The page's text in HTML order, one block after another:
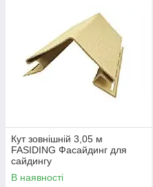
Кут зовнішній 3,05 м
FASIDING Фасайдинг для
сайдингу
В наявності